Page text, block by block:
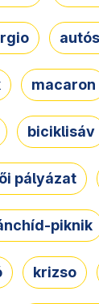
macaron
biciklisáv
pályázat
piknik
krizso